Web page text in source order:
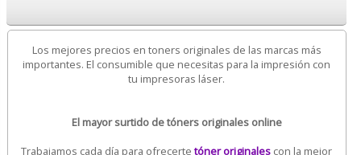
Los mejores precios en toners originales de las marcas más
importantes. El consumible que necesitas para la impresión con
tu impresoras láser.
El mayor surtido de tóners originales online
Trabajamos cada día para ofrecertetóner originales con la mejor